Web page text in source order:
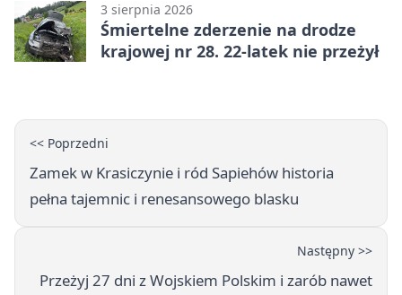
3 sierpnia 2026
Śmiertelne zderzenie na drodze
krajowej nr 28. 22-latek nie przeżył
<< Poprzedni
Zamek w Krasiczynie i ród Sapiehów historia
pełna tajemnic i renesansowego blasku
Następny >>
Przeżyj 27 dni z Wojskiem Polskim i zarób nawet